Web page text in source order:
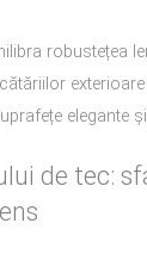
robustețea
elegante
de tec: